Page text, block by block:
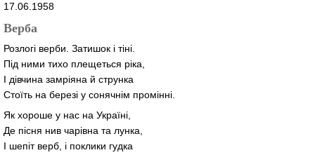
17.06.1958
Верба
Розлогі верби. Затишок і тіні.
Під ними тихо плещеться ріка,
І дівчина замріяна й струнка
Стоїть на березі у сонячнім промінні.
Як хороше у нас на Україні,
Де пісня нив чарівна та лунка,
І шепіт верб, і поклики гудка